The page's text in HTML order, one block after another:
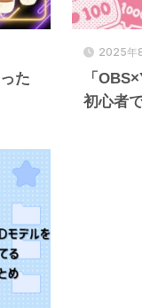
た
2025年
「
初心者